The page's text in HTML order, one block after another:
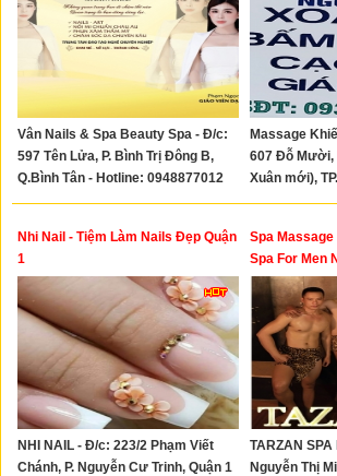
Vân Nails & Spa Beauty Spa - Đ/c:
597 Tên Lửa, P. Bình Trị Đông B,
Q.Bình Tân - Hotline: 0948877012
Massage
607 Đỗ Mười,
Xuân mới),
Tel:
Nhi Nail - Tiệm Làm Nails Đẹp Quận
1
NHI NAIL - Đ/c: 223/2 Phạm Viết
Chánh, P. Nguyễn Cư Trinh, Quận 1
Spa Massage
Spa For Men
Quận 1
TARZAN
Nguyễn Thị